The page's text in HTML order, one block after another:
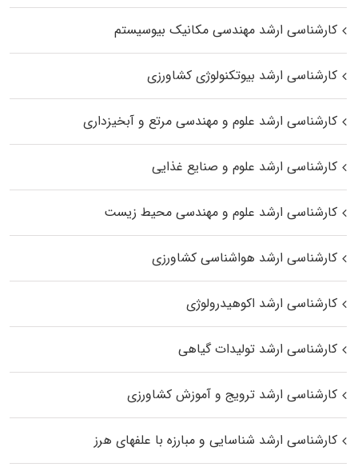
کارشناسی ارشد مهندسی مکانیک بیوسیستم
کارشناسی ارشد بیوتکنولوژی کشاورزی
کارشناسی ارشد علوم و مهندسی مرتع و آبخیزداری
کارشناسی ارشد علوم و صنایع غذایی
کارشناسی ارشد علوم و مهندسی محیط زیست
کارشناسی ارشد هواشناسی کشاورزی
کارشناسی ارشد اکوهیدرولوژی
کارشناسی ارشد تولیدات گیاهی
کارشناسی ارشد ترویج و آموزش کشاورزی
کارشناسی ارشد شناسایی و مبارزه با علفهای هرز